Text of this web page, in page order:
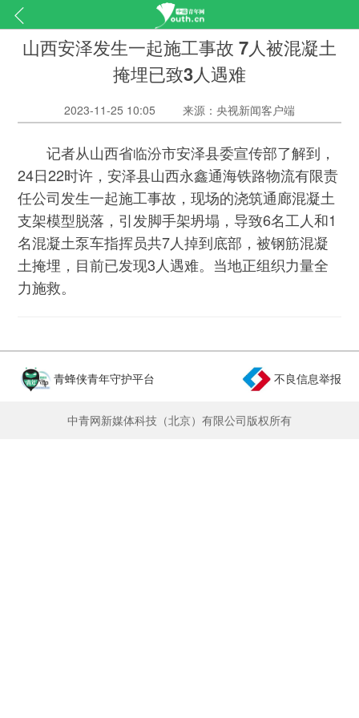
山西安泽发生一起施工事故 7人被混凝土
掩埋已致3人遇难
2023-11-25 10:05 来源：央视新闻客户端
记者从山西省临汾市安泽县委宣传部了解到，
24日22时许，安泽县山西永鑫通海铁路物流有限责
任公司发生一起施工事故，现场的浇筑通廊混凝土
支架模型脱落，引发脚手架坍塌，导致6名工人和1
名混凝土泵车指挥员共7人掉到底部，被钢筋混凝
土掩埋，目前已发现3人遇难。当地正组织力量全
力施救。
青蜂侠青年守护平台 不良信息举报
中青网新媒体科技（北京）有限公司版权所有